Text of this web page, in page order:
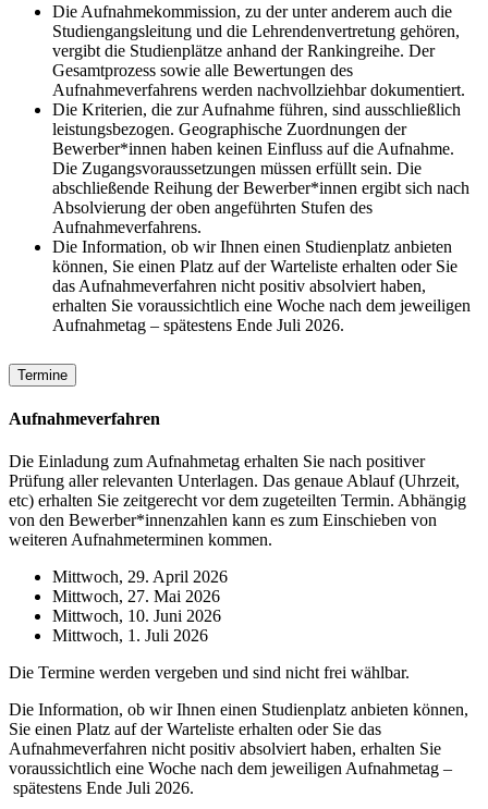
Die Aufnahmekommission, zu der unter anderem auch die
Studiengangsleitung und die Lehrendenvertretung gehören,
vergibt die Studienplätze anhand der Rankingreihe. Der
Gesamtprozess sowie alle Bewertungen des
Aufnahmeverfahrens werden nachvollziehbar dokumentiert.
Die Kriterien, die zur Aufnahme führen, sind ausschließlich
leistungsbezogen. Geographische Zuordnungen der
Bewerber*innen haben keinen Einfluss auf die Aufnahme.
Die Zugangsvoraussetzungen müssen erfüllt sein. Die
abschließende Reihung der Bewerber*innen ergibt sich nach
Absolvierung der oben angeführten Stufen des
Aufnahmeverfahrens.
Die Information, ob wir Ihnen einen Studienplatz anbieten
können, Sie einen Platz auf der Warteliste erhalten oder Sie
das Aufnahmeverfahren nicht positiv absolviert haben,
erhalten Sie voraussichtlich eine Woche nach dem jeweiligen
Aufnahmetag – spätestens Ende Juli 2026.
Termine
Aufnahmeverfahren
Die Einladung zum Aufnahmetag erhalten Sie nach positiver
Prüfung aller relevanten Unterlagen. Das genaue Ablauf (Uhrzeit,
etc) erhalten Sie zeitgerecht vor dem zugeteilten Termin. Abhängig
von den Bewerber*innenzahlen kann es zum Einschieben von
weiteren Aufnahmeterminen kommen.
Mittwoch, 29. April 2026
Mittwoch, 27. Mai 2026
Mittwoch, 10. Juni 2026
Mittwoch, 1. Juli 2026
Die Termine werden vergeben und sind nicht frei wählbar.
Die Information, ob wir Ihnen einen Studienplatz anbieten können,
Sie einen Platz auf der Warteliste erhalten oder Sie das
Aufnahmeverfahren nicht positiv absolviert haben, erhalten Sie
voraussichtlich eine Woche nach dem jeweiligen Aufnahmetag –
spätestens Ende Juli 2026.